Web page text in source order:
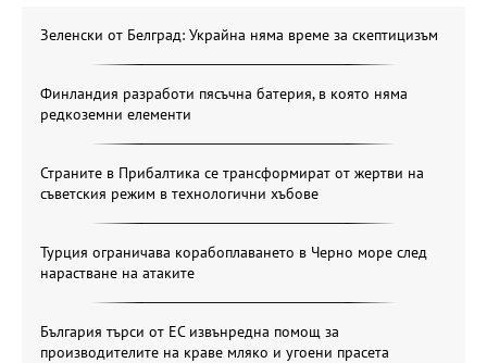
Зеленски от Белград: Украйна няма време за скептицизъм
Финландия разработи пясъчна батерия, в която няма
редкоземни елементи
Страните в Прибалтика се трансформират от жертви на
съветския режим в технологични хъбове
Турция ограничава корабоплаването в Черно море след
нарастване на атаките
България търси от ЕС извънредна помощ за
производителите на краве мляко и угоени прасета